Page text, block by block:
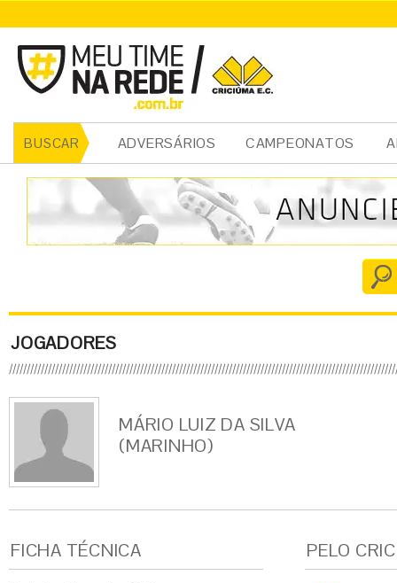
BUSCAR ADVERSÁRIOS CAMPEONATOS
JOGADORES
MÁRIO LUIZ DA SILVA
(MARINHO)
FICHA TÉCNICA PELO